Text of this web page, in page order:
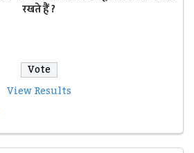
रखते हैं ?
View Results